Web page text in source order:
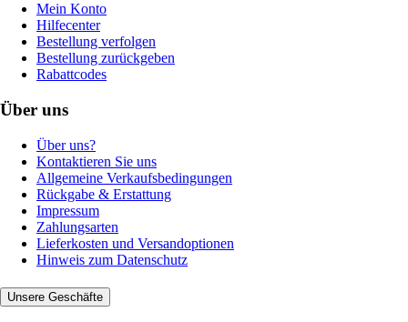
Mein Konto
Hilfecenter
Bestellung verfolgen
Bestellung zurückgeben
Rabattcodes
Über uns
Über uns?
Kontaktieren Sie uns
Allgemeine Verkaufsbedingungen
Rückgabe & Erstattung
Impressum
Zahlungsarten
Lieferkosten und Versandoptionen
Hinweis zum Datenschutz
Unsere Geschäfte